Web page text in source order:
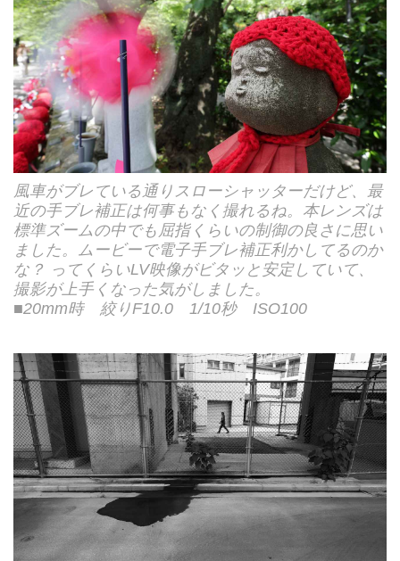
風車がブレている通りスローシャッターだけど、最
近の手ブレ補正は何事もなく撮れるね。本レンズは
標準ズームの中でも屈指くらいの制御の良さに思い
ました。ムービーで電子手ブレ補正利かしてるのか
な？ ってくらいLV映像がビタッと安定していて、
撮影が上手くなった気がしました。
■20mm時 絞りF10.0 1/10秒 ISO100